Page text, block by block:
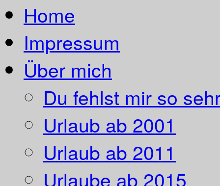
Home
Impressum
Über mich
Du fehlst mir so
Urlaub ab 2001
Urlaub ab 2011
Urlaube ab 2015